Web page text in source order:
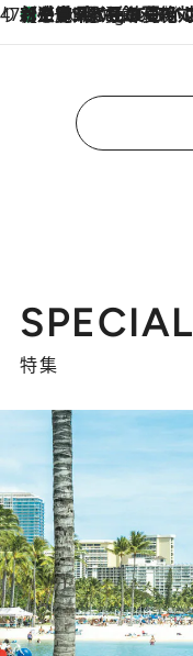
47都道府県の手みやげ ひんやりスイーツで夏を満喫
1 Hour Ago
【三重県】この夏絶対食べたい 冷やしておいしいおやつ3選 お餅×アイスの新感覚スイーツ
SPECIAL
特集